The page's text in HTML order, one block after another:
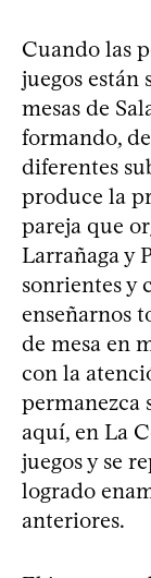
Cuando las
juegos están
mesas de
formando,
diferentes
produce la
pareja que
Larrañaga y
sonrientes y
enseñarnos
de mesa en
con la
permanezca
aquí, en La
juegos y se
logrado
anteriores.